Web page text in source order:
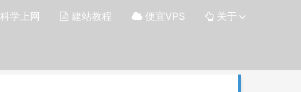
科学上网 建站教程 便宜VPS 关于